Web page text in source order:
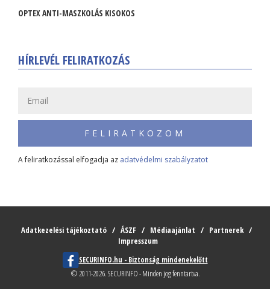
OPTEX ANTI-MASZKOLÁS KISOKOS
HÍRLEVÉL FELIRATKOZÁS
FELIRATKOZOM
A feliratkozással elfogadja az adatvédelmi szabályzatot
© 2011-2026. SECURINFO - Minden jog fenntartva.
Adatkezelési tájékoztató ÁSZF Médiaajánlat
Partnerek
Impresszum
SECURINFO.hu - Biztonság mindenekelőtt